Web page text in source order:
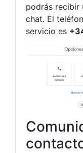
podrás recibir
chat. El
servicio es